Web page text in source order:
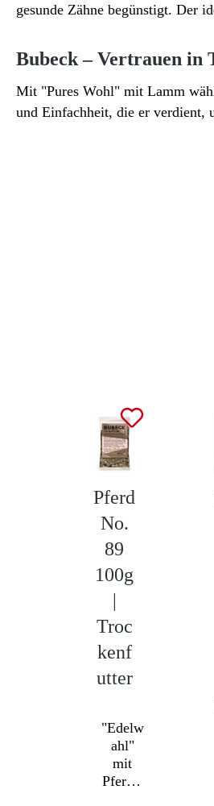
gesunde Zähne begünstigt. Der
Bubeck – Vertrauen
Mit "Pures Wohl" mit Lamm
und Einfachheit, die er verdient,
Pferd
No.
89
100g
|
Troc
kenf
utter
"Edelw
ahl"
mit
Pferd -